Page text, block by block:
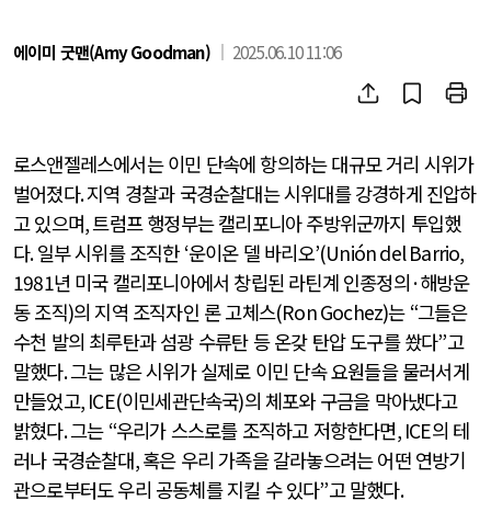
에이미 굿맨(Amy Goodman) 2025.06.10 11:06
로스앤젤레스에서는 이민 단속에 항의하는 대규모 거리 시위가
벌어졌다.지역 경찰과 국경순찰대는 시위대를 강경하게 진압하
고 있으며,트럼프 행정부는 캘리포니아 주방위군까지 투입했
다.일부 시위를 조직한 ‘운이온 델 바리오’(Unión del Barrio,
1981년 미국 캘리포니아에서 창립된 라틴계 인종정의 ·해방운
동 조직)의 지역 조직자인 론 고체스(Ron Gochez)는 “그들은
수천 발의 최루탄과 섬광 수류탄 등 온갖 탄압 도구를 쐈다”고
말했다.그는 많은 시위가 실제로 이민 단속 요원들을 물러서게
만들었고, ICE(이민세관단속국)의 체포와 구금을 막아냈다고
밝혔다.그는 “우리가 스스로를 조직하고 저항한다면, ICE의 테
러나 국경순찰대,혹은 우리 가족을 갈라놓으려는 어떤 연방기
관으로부터도 우리 공동체를 지킬 수 있다”고 말했다.